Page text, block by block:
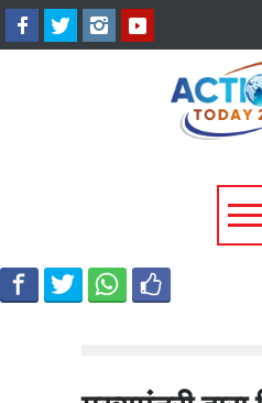
धामी कैबिनेट के
जनकल्याण, रोजगार,
श्रमिक हितों को मिली नई